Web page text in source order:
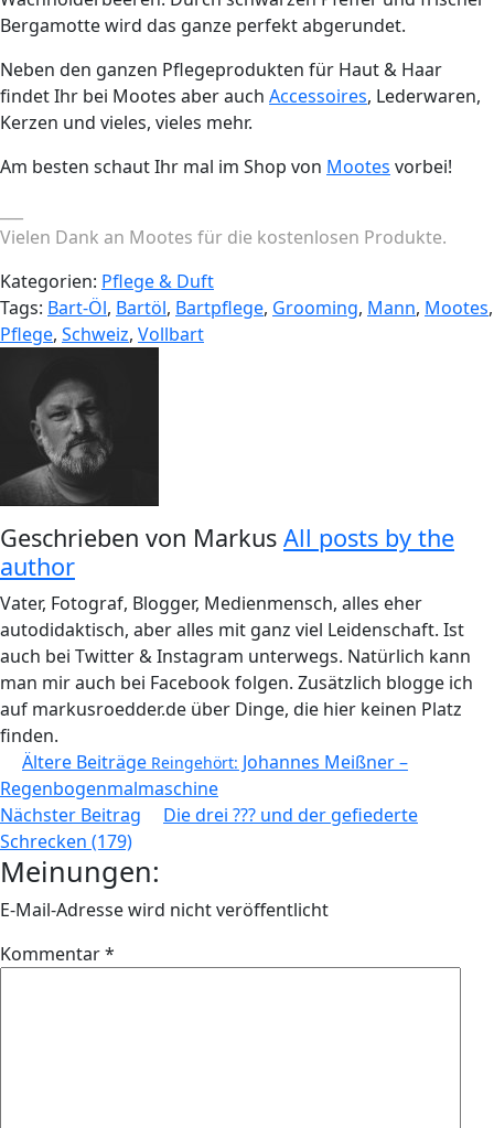
Bergamotte wird das ganze perfekt abgerundet.
Neben den ganzen Pflegeprodukten für Haut & Haar
findet Ihr bei Mootes aber auch Accessoires, Lederwaren,
Kerzen und vieles, vieles mehr.
Am besten schaut Ihr mal im Shop von Mootes vorbei!
Vielen Dank an Mootes für die kostenlosen Produkte.
Kategorien: Pflege & Duft
Tags: Bart-Öl, Bartöl, Bartpflege, Grooming, Mann, Mootes,
Pflege, Schweiz, Vollbart
Geschrieben von Markus All posts by the
author
Vater, Fotograf, Blogger, Medienmensch, alles eher
autodidaktisch, aber alles mit ganz viel Leidenschaft. Ist
auch bei Twitter & Instagram unterwegs. Natürlich kann
man mir auch bei Facebook folgen. Zusätzlich blogge ich
auf markusroedder.de über Dinge, die hier keinen Platz
finden.
Beitragsnavigation
Ältere Beiträge Reingehört: Johannes Meißner –
Regenbogenmalmaschine
Nächster Beitrag
Die drei ??? und der gefiederte
Schrecken (179)
Meinungen:
E-Mail-Adresse wird nicht veröffentlicht
Kommentar*